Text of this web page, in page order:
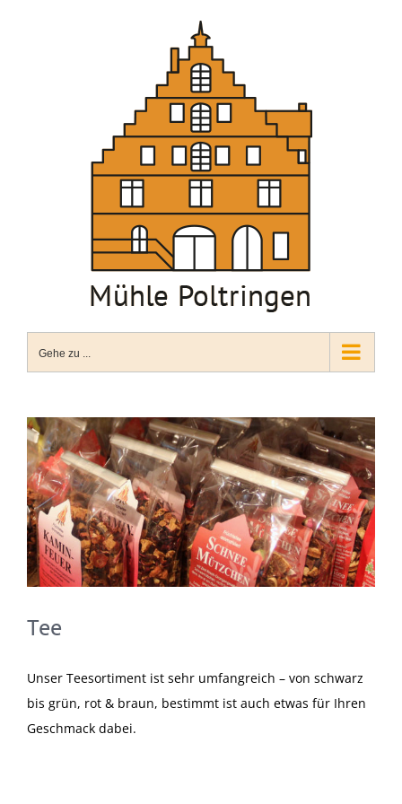
Gehe zu ...
Zeige
grösseres
Bild
Tee
Unser Teesortiment ist sehr umfangreich – von schwarz
bis grün, rot & braun, bestimmt ist auch etwas für Ihren
Geschmack dabei.